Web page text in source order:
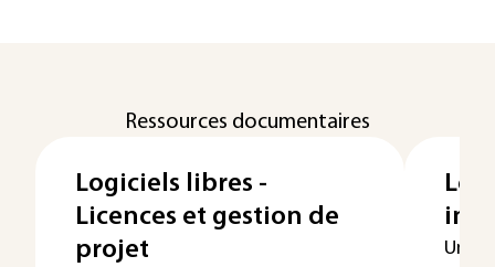
Ressources documentaires
Logiciels libres -
Licences et gestion de
projet
Les
Une